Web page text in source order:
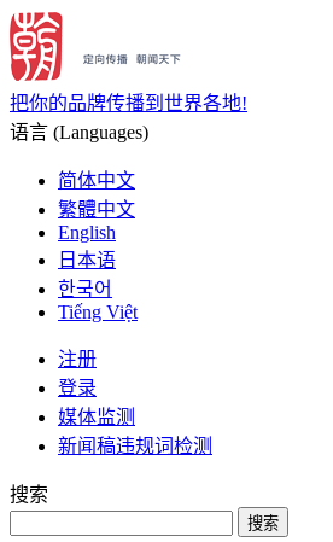
把你的品牌传播到世界各地!
语言 (Languages)
简体中文
繁體中文
English
日本语
한국어
Tiếng Việt
注册
登录
媒体监测
新闻稿违规词检测
搜索
搜索